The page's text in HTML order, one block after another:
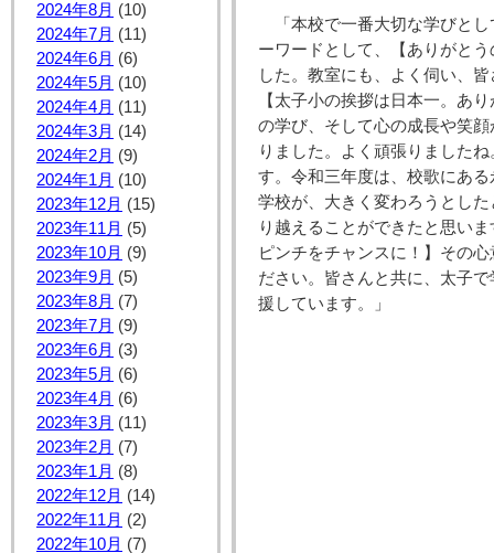
2024年8月 (10)
2024年7月 (11)
2024年6月 (6)
2024年5月 (10)
2024年4月 (11)
2024年3月 (14)
2024年2月 (9)
2024年1月 (10)
2023年12月 (15)
2023年11月 (5)
2023年10月 (9)
2023年9月 (5)
2023年8月 (7)
2023年7月 (9)
2023年6月 (3)
2023年5月 (6)
2023年4月 (6)
2023年3月 (11)
2023年2月 (7)
2023年1月 (8)
2022年12月 (14)
2022年11月 (2)
2022年10月 (7)
「本校で一番大切な学びと
ーワードとして、【ありがと
した。教室にも、よく伺い、
【太子小の挨拶は日本一。あ
の学び、そして心の成長や笑
りました。よく頑張りました
す。令和三年度は、校歌にあ
学校が、大きく変わろうとし
り越えることができたと思い
ピンチをチャンスに！】その
ださい。皆さんと共に、太子
援しています。」